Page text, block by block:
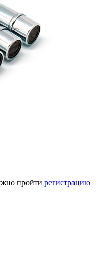
пройти регистрацию